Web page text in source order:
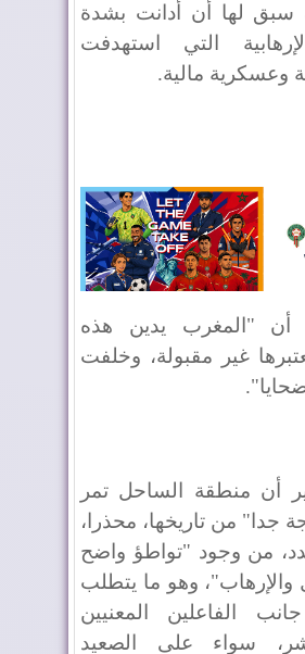
سبق لها أن أدانت بشدة
التي استهدفت
وعسكرية مالية.
"المغرب يدين هذه
غير مقبولة، وخلفت
أن منطقة الساحل تمر
جدا" من تاريخها، محذرا،
من وجود "تواطؤ واضح
والإرهاب"، وهو ما يتطلب
الفاعلين المعنيين
سواء على الصعيد